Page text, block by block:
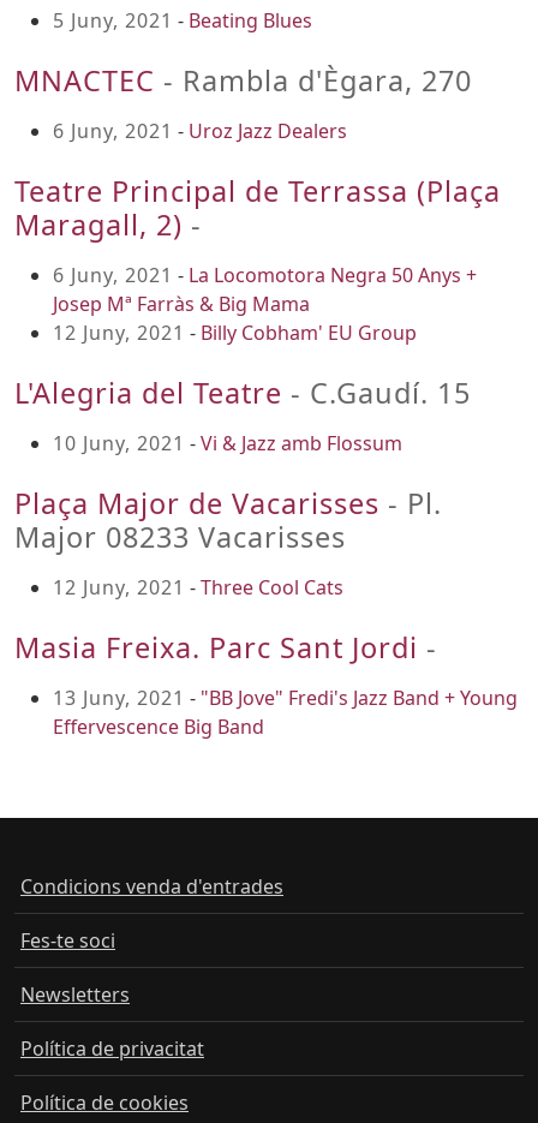
5 Juny, 2021 - Beating Blues
MNACTEC - Rambla d'Ègara, 270
6 Juny, 2021 - Uroz Jazz Dealers
Teatre Principal de Terrassa (Plaça
Maragall, 2) -
6 Juny, 2021 - La Locomotora Negra 50 Anys +
Josep Mª Farràs & Big Mama
12 Juny, 2021 - Billy Cobham' EU Group
L'Alegria del Teatre - C.Gaudí. 15
10 Juny, 2021 -Vi & Jazz amb Flossum
Plaça Major de Vacarisses - Pl.
Major 08233 Vacarisses
12 Juny, 2021 -Three Cool Cats
Masia Freixa. Parc Sant Jordi -
13 Juny, 2021 - "BB Jove" Fredi's Jazz Band + Young
Effervescence Big Band
Condicions venda d'entrades
Fes-te soci
Newsletters
Política de privacitat
Política de cookies